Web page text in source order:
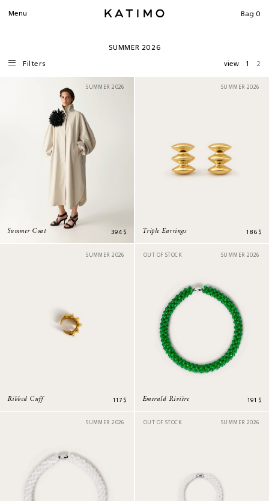
Menu Bag 0
SEARCH
Filters
SUMMER 2026
view
1 2
SUMMER 2026
Summer Coat 394 $
SUMMER 2026
Triple Earrings 186 $
SUMMER 2026
Ribbed Cuff 117 $
OUT OF STOCK SUMMER 2026
Emerald Rivière 191 $
SUMMER 2026 OUT OF STOCK SUMMER 2026